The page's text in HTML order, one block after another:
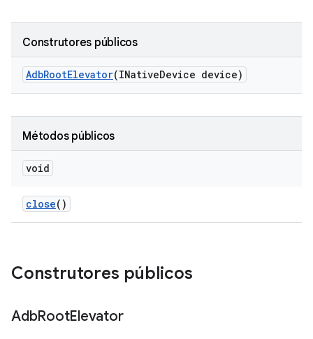
Construtores públicos
AdbRootElevator(INativeDevice device)
Métodos públicos
void
close()
Construtores públicos
AdbRootElevator